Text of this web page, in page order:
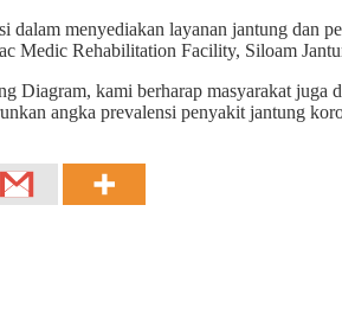
menyediakan layanan jantung dan
Medic Rehabilitation Facility, Siloam
Diagram, kami berharap masyarakat
angka prevalensi penyakit jantung